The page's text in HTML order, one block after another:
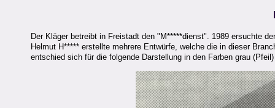
Der Kläger betreibt in Freistadt den "M*****dienst". 1989 ersuchte
Helmut H***** erstellte mehrere Entwürfe, welche die in dieser
entschied sich für die folgende Darstellung in den Farben grau